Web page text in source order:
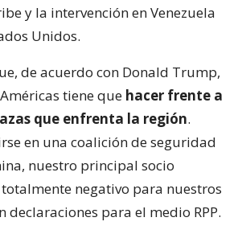
y la intervención en Venezuela
Unidos.
de acuerdo con Donald Trump,
tiene que hacer frente a
que enfrenta la región.
en una coalición de seguridad
nuestro principal socio
negativo para nuestros
declaraciones para el medio RPP.